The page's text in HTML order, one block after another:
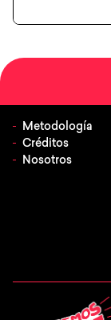
Metodología
Créditos
Nosotros